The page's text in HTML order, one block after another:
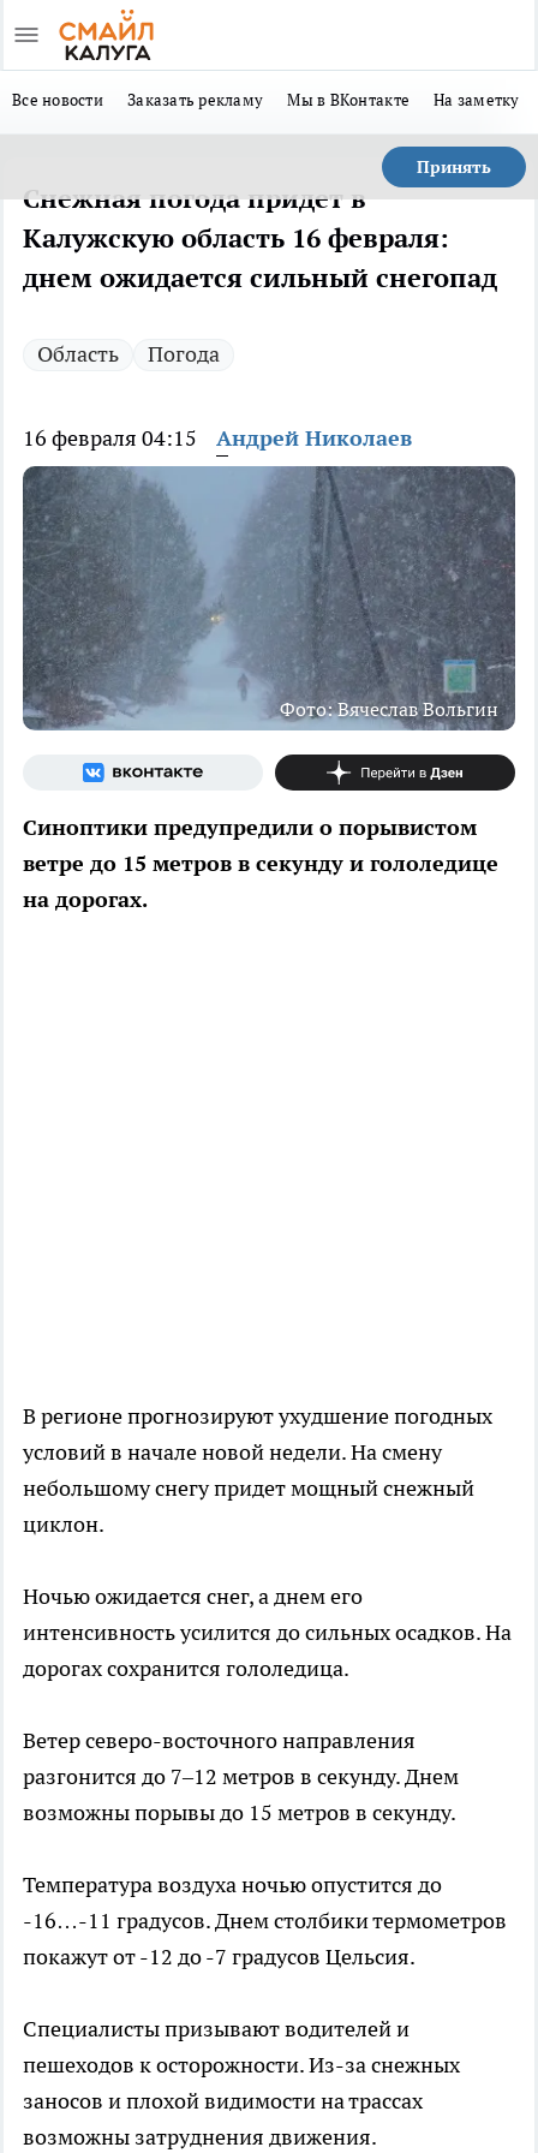
Все новости Заказать рекламу Мы в ВКонтакте На заметку
Принять
Снежная погода придет в
Калужскую область 16 февраля:
днем ожидается сильный снегопад
Область Погода
16 февраля 04:15 Андрей Николаев
Фото: Вячеслав Вольгин
Синоптики предупредили о порывистом
ветре до 15 метров в секунду и гололедице
на дорогах.
В регионе прогнозируют ухудшение погодных
условий в начале новой недели. На смену
небольшому снегу придет мощный снежный
циклон.
Ночью ожидается снег, а днем его
интенсивность усилится до сильных осадков. На
дорогах сохранится гололедица.
Ветер северо-восточного направления
разгонится до 7–12 метров в секунду. Днем
возможны порывы до 15 метров в секунду.
Температура воздуха ночью опустится до
-16…-11 градусов. Днем столбики термометров
покажут от -12 до -7 градусов Цельсия.
Специалисты призывают водителей и
пешеходов к осторожности. Из-за снежных
заносов и плохой видимости на трассах
возможны затруднения движения.